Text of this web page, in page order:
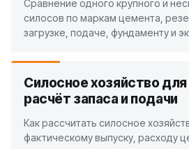
Сравнение одного крупного и
силосов по маркам цемента,
загрузке, подаче, фундаменту и
Силосное хозяйство
расчёт запаса и подачи
Как рассчитать силосное
фактическому выпуску, расходу